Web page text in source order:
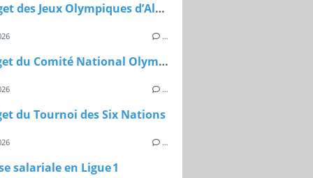
Le Budget des Jeux Olympiques d’Albertville 2030
…
Le budget du Comité National Olympique et Sportif du Cameroun
…
du Tournoi des Six Nations
…
salariale en Ligue 1